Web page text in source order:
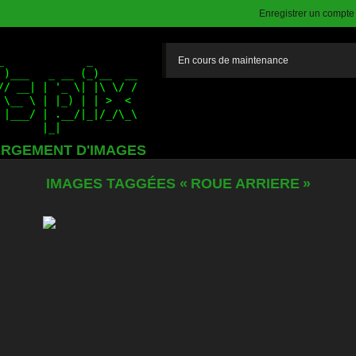
Enregistrer un
D'IMAGES
En cours de maintenance
IMAGES TAGGÉES « ROUE ARRIERE »